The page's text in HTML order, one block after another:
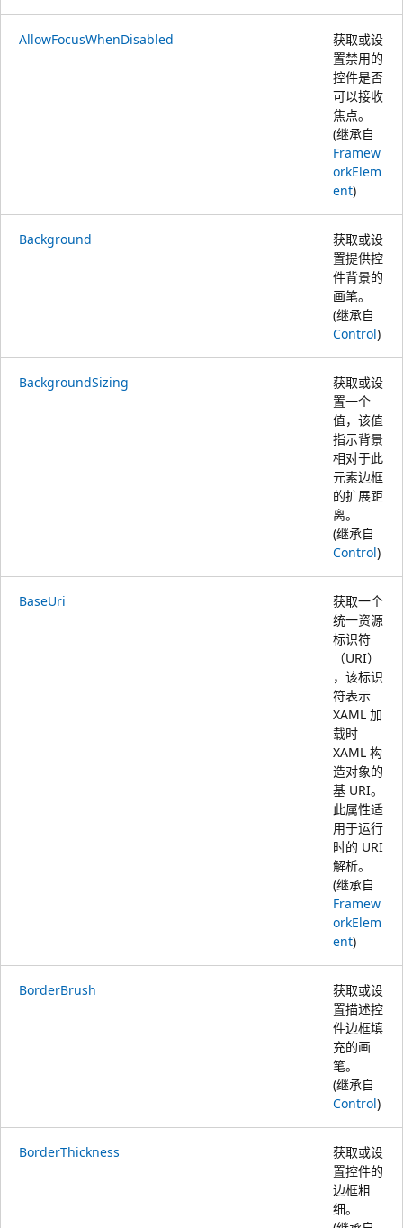
AllowFocusWhenDisabled
获取或设
置禁用的
控件是否
可以接收
焦点。
(继承自
Framew
orkElem
ent)
Background
获取或设
置提供控
件背景的
画笔。
(继承自
Control)
BackgroundSizing
获取或设
置一个
值，该值
指示背景
相对于此
元素边框
的扩展距
离。
(继承自
Control)
BaseUri
获取一个
统一资源
标识符
（URI）
，该标识
符表示
XAML 加
载时
XAML 构
造对象的
基 URI。
此属性适
用于运行
时的 URI
解析。
(继承自
Framew
orkElem
ent)
BorderBrush
获取或设
置描述控
件边框填
充的画
笔。
(继承自
Control)
BorderThickness
获取或设
置控件的
边框粗
细。